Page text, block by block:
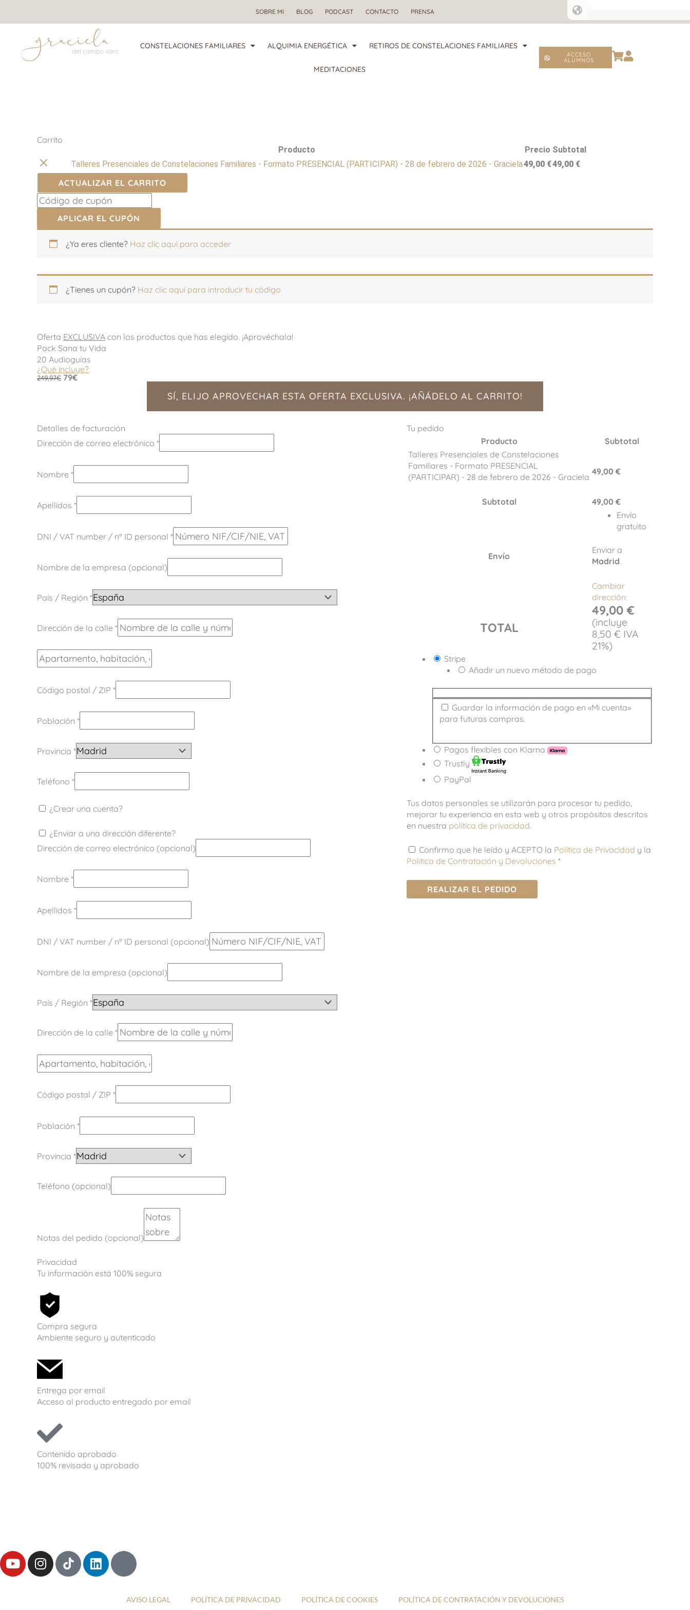
SOBRE MI BLOG PODCAST CONTACTO PRENSA
CONSTELACIONES FAMILIARES ALQUIMIA ENERGÉTICA RETIROS DE CONSTELACIONES FAMILIARES
MEDITACIONES
ACCESO
ALUMNOS
Carrito
artículo
Producto Precio Subtotal
Talleres Presenciales de Constelaciones Familiares - Formato PRESENCIAL (PARTICIPAR) - 28 de febrero de 2026 - Graciela49,00 €49,00 €
ACTUALIZAR EL CARRITO
APLICAR EL CUPÓN
¿Ya eres cliente? Haz clic aquí para acceder
¿Tienes un cupón? Haz clic aquí para introducir tu código
Oferta EXCLUSIVA con los productos que has elegido. ¡Aprovéchala!
Pack Sana tu Vida
20 Audioguías
¿Qué incluye?
249,97€ 79€
SÍ, ELIJO APROVECHAR ESTA OFERTA EXCLUSIVA. ¡AÑÁDELO AL CARRITO!
Detalles de facturación
Dirección de correo electrónico *
Nombre *
Apellidos *
DNI / VAT number / nº ID personal *
Nombre de la empresa (opcional)
País / Región *
Dirección de la calle *
habitación,
Código postal / ZIP *
Población *
Provincia *
Teléfono *
¿Crear una cuenta?
¿Enviar a una dirección diferente?
Dirección de correo electrónico (opcional)
Nombre *
Apellidos *
DNI / VAT number / nº ID personal (opcional)
Nombre de la empresa (opcional)
País / Región *
Dirección de la calle *
habitación,
Código postal / ZIP *
Población *
Provincia *
Teléfono (opcional)
Notas del pedido (opcional)
Tu pedido
Producto
Subtotal
Talleres Presenciales de Constelaciones
Familiares - Formato PRESENCIAL
(PARTICIPAR) - 28 de febrero de 2026 - Graciela
49,00 €
Subtotal 49,00 €
Envío
Envío
gratuito
Enviar a
Madrid.
Cambiar
dirección
TOTAL
49,00 €
(incluye
8,50 € IVA
21%)
Stripe
Añadir un nuevo método de pago
Guardar la información de pago en «Mi cuenta»
para futuras compras.
Pagos flexibles con Klarna
Trustly
PayPal
Tus datos personales se utilizarán para procesar tu pedido,
mejorar tu experiencia en esta web y otros propósitos descritos
en nuestra política de privacidad.
Confirmo que he leído y ACEPTO la Política de Privacidad y la
Política de Contratación y Devoluciones *
REALIZAR EL PEDIDO
Privacidad
Tu información está 100% segura
Compra segura
Ambiente seguro y autenticado
Entrega por email
Acceso al producto entregado por email
Contenido aprobado
100% revisado y aprobado
Y
o
I
n
L
i
T
e
AVISO LEGAL POLÍTICA DE PRIVACIDAD POLÍTICA DE COOKIES POLÍTICA DE CONTRATACIÓN Y DEVOLUCIONES